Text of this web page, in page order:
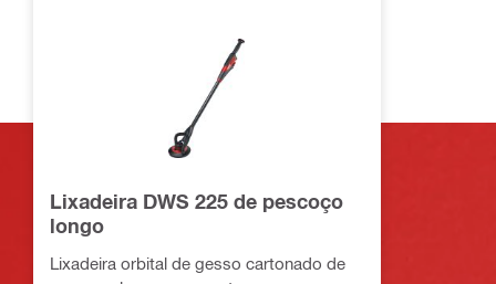
Lixadeira DWS 225 de pescoço
longo
Lixadeira orbital de gesso cartonado de